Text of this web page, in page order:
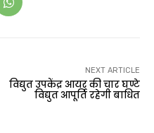
NEXT ARTICLE
विद्युत उपकेंद्र आयर की चार घण्टे
विद्युत आपूर्ति रहेगी बाधित